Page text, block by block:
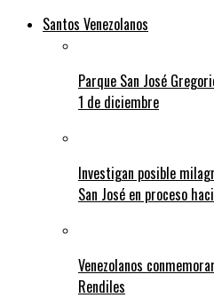
Santos Venezolanos
Parque San José
1 de diciembre
Investigan posible
San José en proceso
Venezolanos
Rendiles